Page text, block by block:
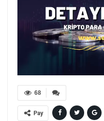
68
Pay